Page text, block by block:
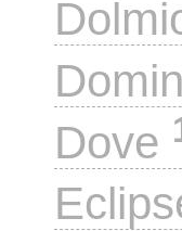
Dove